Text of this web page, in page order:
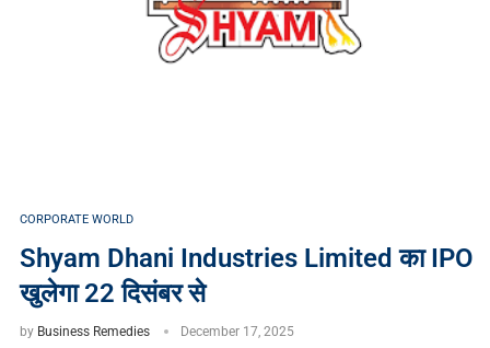
CORPORATE WORLD
Shyam Dhani Industries Limited का IPO
खुलेगा 22 दिसंबर से
by Business Remedies December 17, 2025